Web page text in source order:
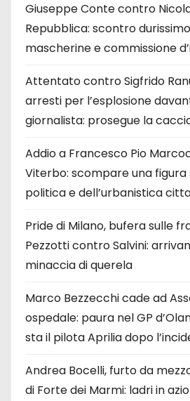
Giuseppe Conte contro
Repubblica: scontro
mascherine e commissione
Attentato contro Sigfrido
arresti per l’esplosione
giornalista: prosegue la
Addio a Francesco Pio
Viterbo: scompare una
politica e dell’urbanistica
Pride di Milano, bufera sulle
Pezzotti contro Salvini:
minaccia di querela
Marco Bezzecchi cade ad
ospedale: paura nel GP
sta il pilota Aprilia dopo
Andrea Bocelli, furto da
di Forte dei Marmi: ladri in